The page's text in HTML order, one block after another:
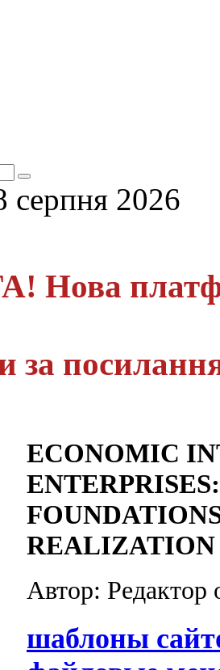
серпня 2026
Нова
за
ECONOMIC
REALIZATION
Автор: Редактор
шаблоны